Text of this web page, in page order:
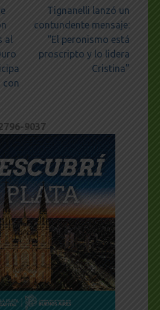
al
con
Tignanelli lanzó un
contundente mensaje:
“El peronismo está
proscripto y lo lidera
Cristina”
9037